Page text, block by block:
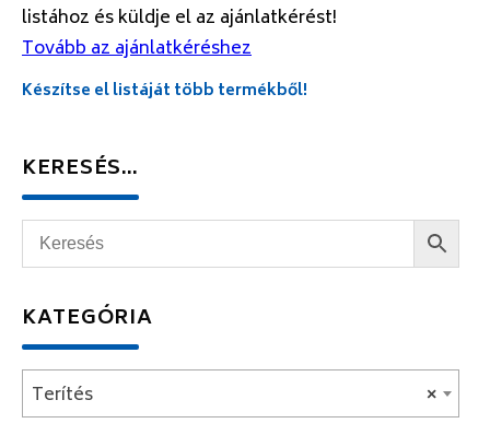
listához és küldje el az ajánlatkérést!
Tovább az ajánlatkéréshez
Készítse el listáját több termékből!
KERESÉS…
KATEGÓRIA
×
Terítés